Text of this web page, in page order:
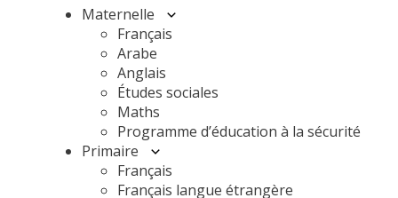
Maternelle
Français
Arabe
Anglais
Études sociales
Maths
Programme d’éducation à la sécurité
Primaire
Français
Français langue étrangère